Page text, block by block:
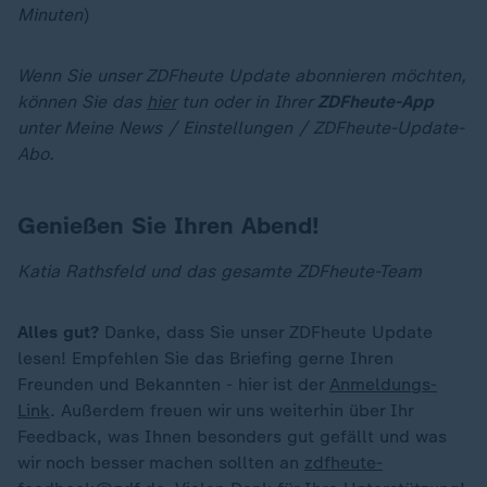
Minuten)
Wenn Sie unser ZDFheute Update abonnieren möchten,
können Sie das hiertun oder in Ihrer ZDFheute-App
unter Meine News / Einstellungen / ZDFheute-Update-
Abo.
Genießen Sie Ihren Abend!
Katia Rathsfeld und das gesamte ZDFheute-Team
Alles gut? Danke, dass Sie unser ZDFheute Update
lesen! Empfehlen Sie das Briefing gerne Ihren
Freunden und Bekannten - hier ist der Anmeldungs-
Link. Außerdem freuen wir uns weiterhin über Ihr
Feedback, was Ihnen besonders gut gefällt und was
wir noch besser machen sollten an zdfheute-